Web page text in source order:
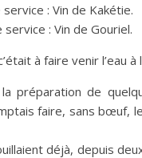
: Vin de Kakétie.
: Vin de Gouriel.
à faire venir l’eau à
préparation de
faire, sans bœuf,
déjà, depuis